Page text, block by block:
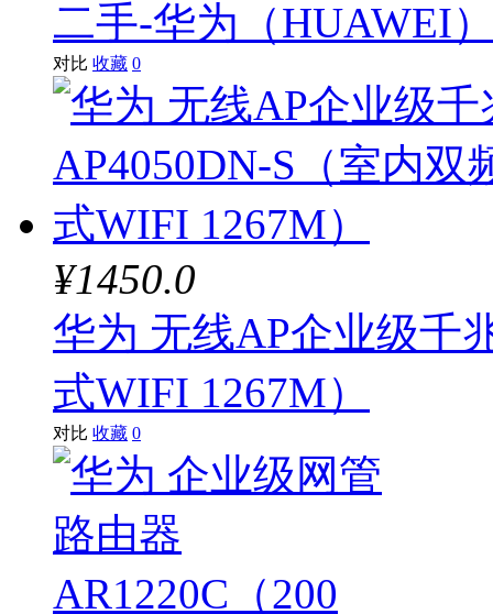
漫步者
海康威视
东芝
三尚
安普
飚王
戴尔
二手-华为（HUAWEI
对比 收藏 0
¥1450.0
华为 无线AP企业级千
式WIFI 1267M）
对比 收藏 0